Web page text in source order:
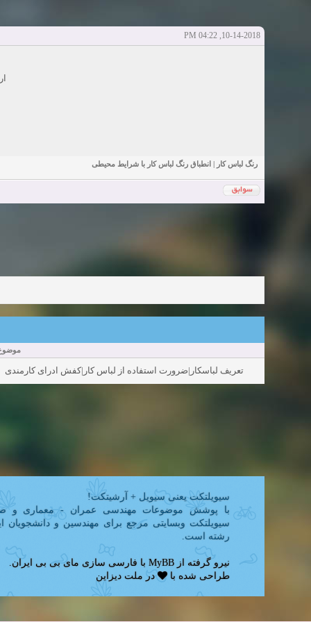
شروع کننده: elmi.alireza70 آخرین ارسال توسط: elmi.alireza70 پاسخ ها:0
Girls in your town for night - Real-life Females
10-14-2018, 04:22 PM
رنگ لباس کار | انطباق رنگ لباس کار با شرایط محیطی
تعریف لباسکار|ضرورت استفاده از لباس کار|کفش ادرای کارمندی
سیویلتکت یعنی سیویل + آرشیتکت!
با پوشش موضوعات مهندسی عمران - معماری و
سیویلتکت وبسایتی مرجع برای مهندسین و دانشجویان
رشته است.
نیرو گرفته ازMyBB با فارسی سازی مای بی بی ایران
طراحی شده با
در ملت دیزاین